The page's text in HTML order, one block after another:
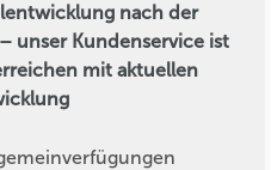
nach der
unser Kundenservice ist
mit aktuellen